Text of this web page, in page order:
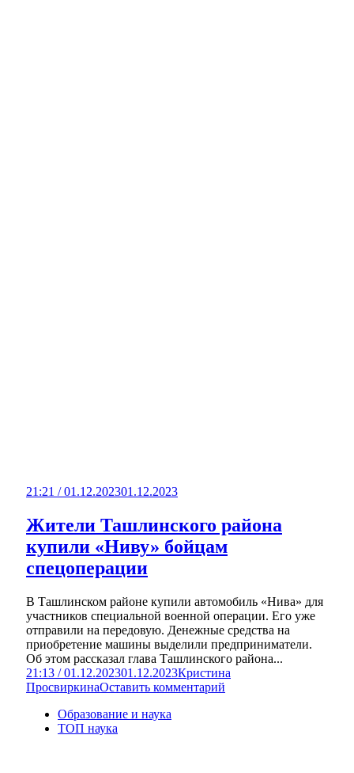
21:21 / 01.12.202301.12.2023
Жители Ташлинского района
купили «Ниву» бойцам
спецоперации
В Ташлинском районе купили автомобиль «Нива» для
участников специальной военной операции. Его уже
отправили на передовую. Денежные средства на
приобретение машины выделили предприниматели.
Об этом рассказал глава Ташлинского района...
21:13 / 01.12.202301.12.2023Кристина
ПросвиркинаОставить комментарий
Образование и наука
ТОП наука